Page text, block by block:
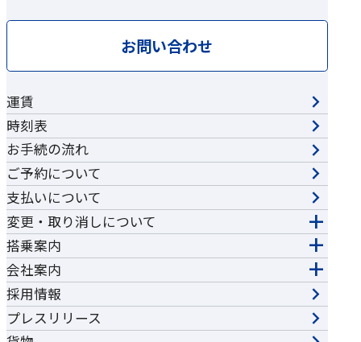
お問い合わせ
運賃
時刻表
お手続の流れ
ご予約について
支払いについて
変更・取り消しについて
搭乗案内
会社案内
採用情報
プレスリリース